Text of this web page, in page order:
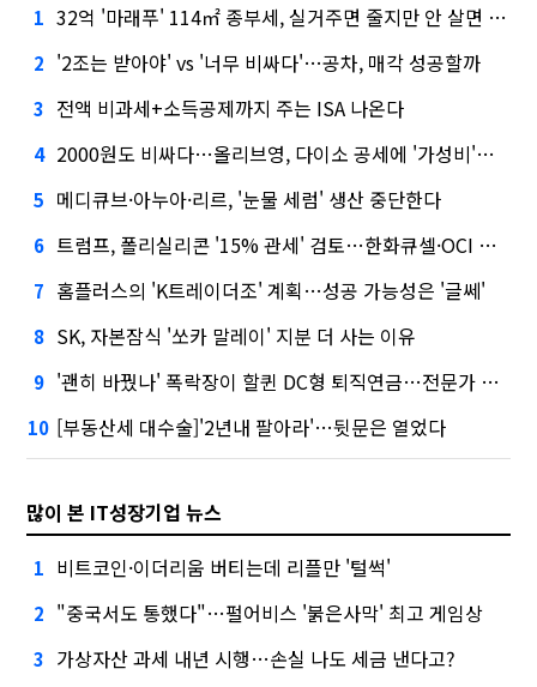
1 32억 '마래푸' 114㎡ 종부세, 실거주면 줄지만 안 살면 2.5배
2 '2조는 받아야' vs '너무 비싸다'…공차, 매각 성공할까
3 전액 비과세+소득공제까지 주는 ISA 나온다
4 2000원도 비싸다…올리브영, 다이소 공세에 '가성비'로 맞불
5 메디큐브·아누아·리르, '눈물 세럼' 생산 중단한다
6 트럼프, 폴리실리콘 '15% 관세' 검토…한화큐셀·OCI 영향은?
7 홈플러스의 'K트레이더조' 계획…성공 가능성은 '글쎄'
8 SK, 자본잠식 '쏘카 말레이' 지분 더 사는 이유
9 '괜히 바꿨나' 폭락장이 할퀸 DC형 퇴직연금…전문가 조언은
10 [부동산세 대수술]'2년내 팔아라'…뒷문은 열었다
많이 본 IT성장기업 뉴스
1 비트코인·이더리움 버티는데 리플만 '털썩'
2 "중국서도 통했다"…펄어비스 '붉은사막' 최고 게임상
3 가상자산 과세 내년 시행…손실 나도 세금 낸다고?